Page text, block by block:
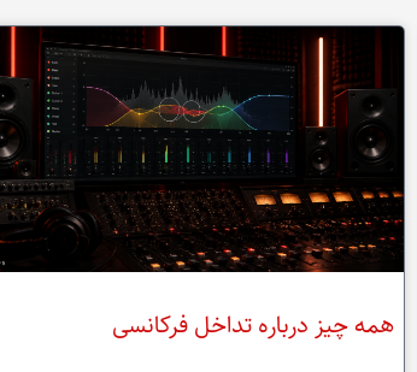
همه چیز درباره تداخل فرکانسی